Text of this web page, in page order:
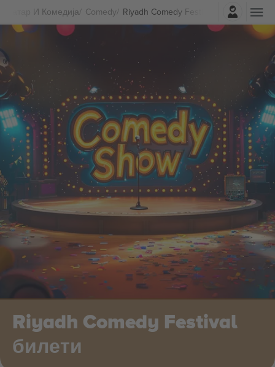
Театар И Комедија Comedy Riyadh Comedy Festival Билети
Најави се
Riyadh Comedy Festival
билети